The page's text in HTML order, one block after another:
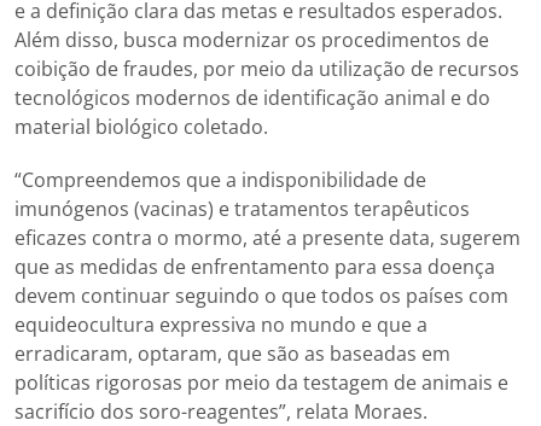
e a definição clara das metas e resultados esperados.
Além disso, busca modernizar os procedimentos de
coibição de fraudes, por meio da utilização de recursos
tecnológicos modernos de identificação animal e do
material biológico coletado.
“Compreendemos que a indisponibilidade de
imunógenos (vacinas) e tratamentos terapêuticos
eficazes contra o mormo, até a presente data, sugerem
que as medidas de enfrentamento para essa doença
devem continuar seguindo o que todos os países com
equideocultura expressiva no mundo e que a
erradicaram, optaram, que são as baseadas em
políticas rigorosas por meio da testagem de animais e
sacrifício dos soro-reagentes”, relata Moraes.